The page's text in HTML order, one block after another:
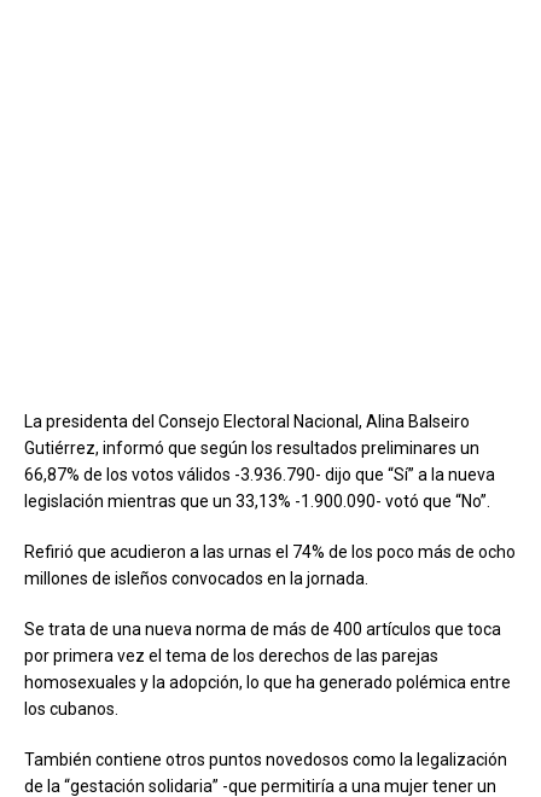
La presidenta del Consejo Electoral Nacional, Alina Balseiro
Gutiérrez, informó que según los resultados preliminares un
66,87% de los votos válidos -3.936.790- dijo que “Sí” a la nueva
legislación mientras que un 33,13% -1.900.090- votó que “No”.
Refirió que acudieron a las urnas el 74% de los poco más de ocho
millones de isleños convocados en la jornada.
Se trata de una nueva norma de más de 400 artículos que toca
por primera vez el tema de los derechos de las parejas
homosexuales y la adopción, lo que ha generado polémica entre
los cubanos.
También contiene otros puntos novedosos como la legalización
de la “gestación solidaria” -que permitiría a una mujer tener un